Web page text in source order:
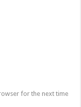
for the next time